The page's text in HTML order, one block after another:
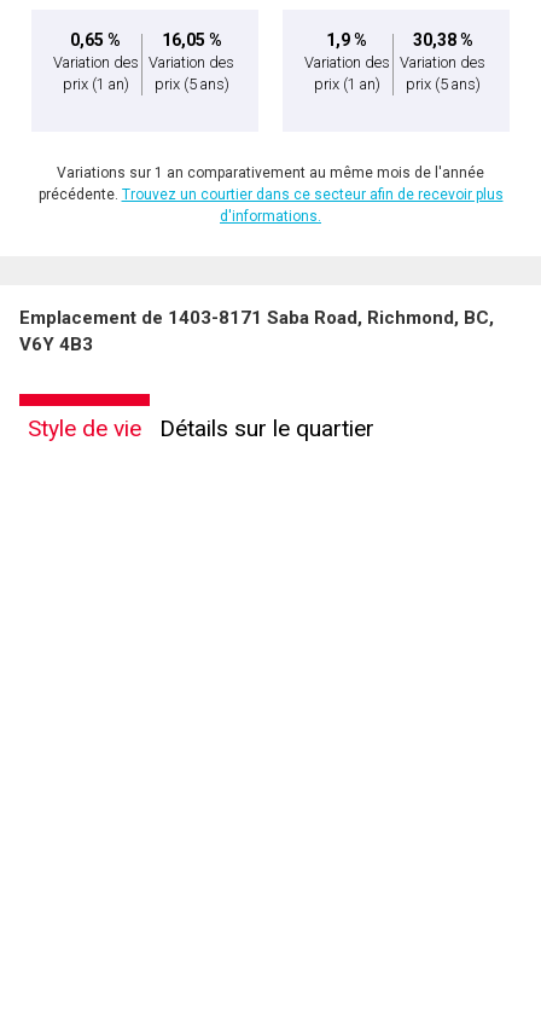
0,65 %
Variation des
prix (1 an)
16,05 %
Variation des
prix (5 ans)
1,9 %
Variation des
prix (1 an)
30,38 %
Variation des
prix (5 ans)
Variations sur 1 an comparativement au même mois de l'année
précédente. Trouvez un courtier dans ce secteur afin de recevoir plus
d'informations.
Emplacement de 1403-8171 Saba Road, Richmond, BC,
V6Y 4B3
Style de vie Détails sur le quartier